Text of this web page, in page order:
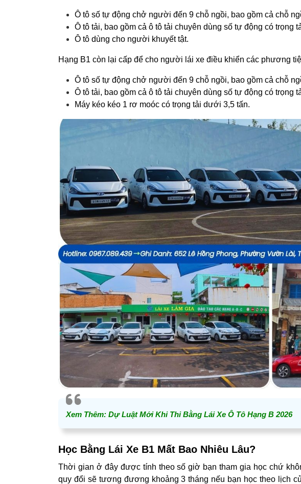
Ô tô số tự động chở người đến 9 chỗ ngồi, bao gồm cả chỗ
Ô tô tải, bao gồm cả ô tô tải chuyên dùng số tự động có trọng
Ô tô dùng cho người khuyết tật.
Hạng B1 còn lại cấp để cho người lái xe điều khiển các phương
Ô tô số tự động chở người đến 9 chỗ ngồi, bao gồm cả chỗ
Ô tô tải, bao gồm cả ô tô tải chuyên dùng số tự động có trọng
Máy kéo kéo 1 rơ moóc có trọng tải dưới 3,5 tấn.
Xem Thêm: Dự Luật Mới Khi Thi Bằng Lái Xe Ô Tô Hạng B 2026
Học Bằng Lái Xe B1 Mất Bao Nhiêu Lâu?
Thời gian ở đây được tính theo số giờ bạn tham gia học chứ
quy đổi sẽ tương đương khoảng 3 tháng nếu bạn học theo lịch